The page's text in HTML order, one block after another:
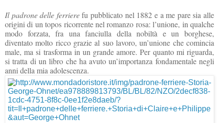
Il padrone delle ferrierefu pubblicato nel 1882 e a me pare sia alle
origini di un topos ricorrente nel romanzo rosa: l’unione, in qualche
modo forzata, fra una fanciulla della nobiltà e un borghese,
diventato molto ricco grazie al suo lavoro, un’unione che comincia
male, ma si trasforma in un grande amore. Per quanto mi riguarda,
si tratta di un libro che ha avuto un’importanza fondamentale negli
anni della mia adolescenza.